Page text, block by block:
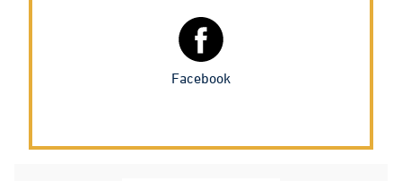
Facebook